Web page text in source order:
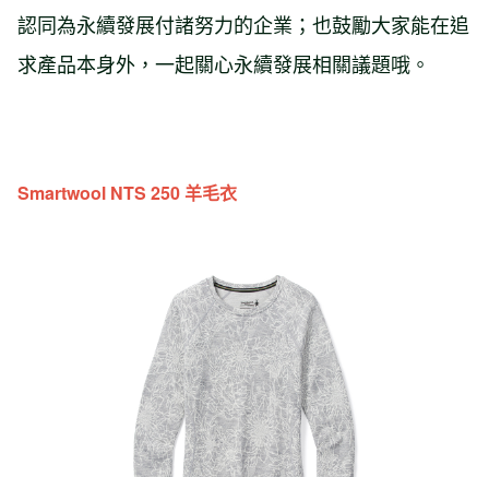
認同為永續發展付諸努力的企業；也鼓勵大家能在追
求產品本身外，一起關心永續發展相關議題哦。
Smartwool NTS 250 羊毛衣